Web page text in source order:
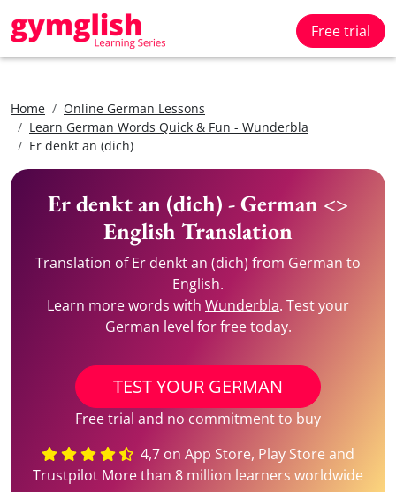
Free trial
Home
Online German Lessons
Learn German Words Quick & Fun - Wunderbla
Er denkt an (dich)
Er denkt an (dich) - German <>
English Translation
Translation of Er denkt an (dich) from German to
English.
Learn more words with Wunderbla. Test your
German level for free today.
TEST YOUR GERMAN
Free trial and no commitment to buy
4,7 on App Store, Play Store and
Trustpilot More than 8 million learners worldwide